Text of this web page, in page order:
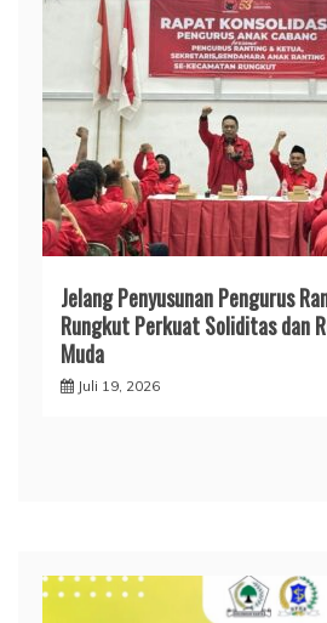
Jelang Penyusunan Pengurus
Rungkut Perkuat Soliditas dan
Muda
Juli 19, 2026